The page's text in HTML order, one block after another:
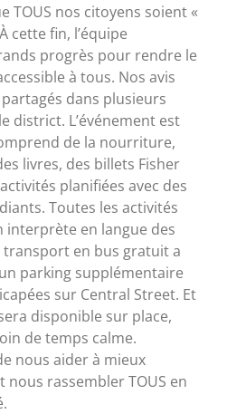
TOUS nos citoyens soient «
cette fin, l’équipe
progrès pour rendre le
à tous. Nos avis
dans plusieurs
district. L’événement est
de la nourriture,
livres, des billets Fisher
planifiées avec des
Toutes les activités
interprète en langue des
transport en bus gratuit a
parking supplémentaire
sur Central Street. Et
disponible sur place,
de temps calme.
nous aider à mieux
rassembler TOUS en